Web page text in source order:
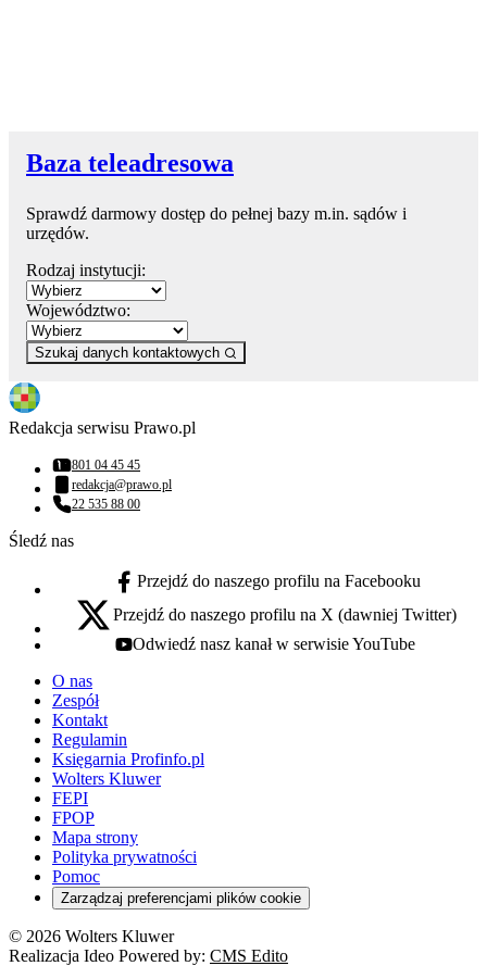
Baza teleadresowa
Sprawdź darmowy dostęp do pełnej bazy m.in. sądów i
urzędów.
Rodzaj instytucji:
Województwo:
Szukaj danych kontaktowych
Redakcja serwisu Prawo.pl
Numer telefonu:
801 04 45 45
Adres email:
redakcja@prawo.pl
Numer telefonu:
22 535 88 00
Śledź nas
facebook - otwiera się w nowej karcie
Przejdź do naszego profilu na Facebooku
x - otwiera się w nowej karcie
Przejdź do naszego profilu na X (dawniej Twitter)
youtube - otwiera się w nowej karcie
Odwiedź nasz kanał w serwisie YouTube
O nas
Zespół
Kontakt
Regulamin
Księgarnia Profinfo.pl
Wolters Kluwer
FEPI
FPOP
Mapa strony
Polityka prywatności
Pomoc
Zarządzaj preferencjami plików cookie
© 2026 Wolters Kluwer
Realizacja Ideo Powered by: CMS Edito